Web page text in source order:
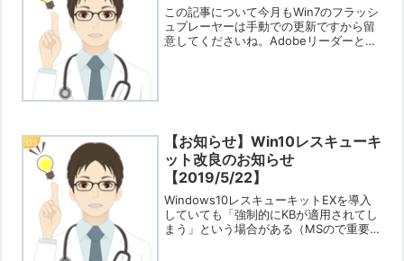
この記事について今月もWin7のフラッシ
ュプレーヤーは手動での更新ですから留
意してくださいね。Adobeリーダーと合
OS
【お知らせ】Win10レスキューキ
ット改良のお知らせ
【2019/5/22】
Windows10レスキューキットEXを導入
していても「強制的にKBが適用されてし
まう」という場合がある（MSので重要と